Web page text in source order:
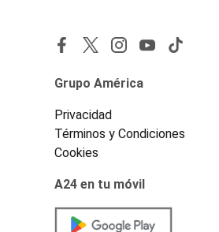
Grupo América
Privacidad
Términos y Condiciones
Cookies
A24 en tu móvil